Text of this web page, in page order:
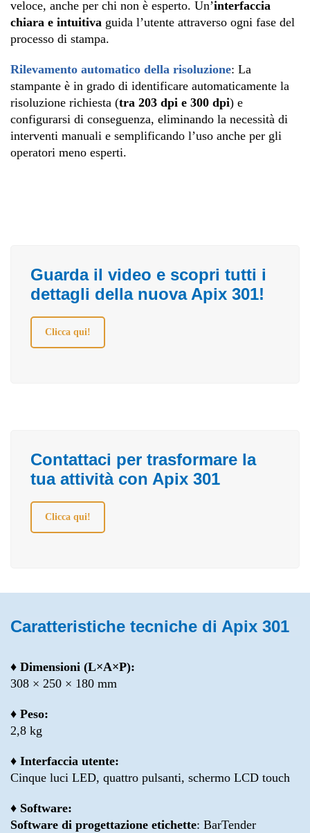
veloce, anche per chi non è esperto. Un’interfaccia
chiara e intuitiva guida l’utente attraverso ogni fase del
processo di stampa.
Rilevamento automatico della risoluzione: La
stampante è in grado di identificare automaticamente la
risoluzione richiesta (tra 203 dpi e 300 dpi) e
configurarsi di conseguenza, eliminando la necessità di
interventi manuali e semplificando l’uso anche per gli
operatori meno esperti.
Guarda il video e scopri tutti i
dettagli della nuova Apix 301!
Clicca qui!
Contattaci per trasformare la
tua attività con Apix 301
Clicca qui!
Caratteristiche tecniche di Apix 301
♦ Dimensioni (L×A×P):
308 × 250 × 180 mm
♦ Peso:
2,8 kg
♦ Interfaccia utente:
Cinque luci LED, quattro pulsanti, schermo LCD touch
♦ Software:
Software di progettazione etichette: BarTender